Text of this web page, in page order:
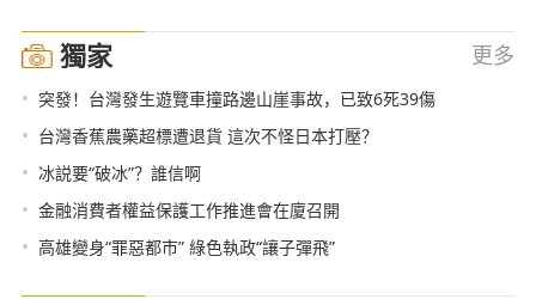
獨家 更多
• 突發！台灣發生遊覽車撞路邊山崖事故，已致6死39傷
• 台灣香蕉農藥超標遭退貨 這次不怪日本打壓？
• 冰説要“破冰”？誰信啊
• 金融消費者權益保護工作推進會在廈召開
• 高雄變身“罪惡都市” 綠色執政“讓子彈飛”